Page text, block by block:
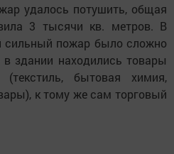
удалось потушить, общая
3 тысячи кв. метров. В
сильный пожар было сложно
в здании находились товары
(текстиль, бытовая химия,
к тому же сам торговый